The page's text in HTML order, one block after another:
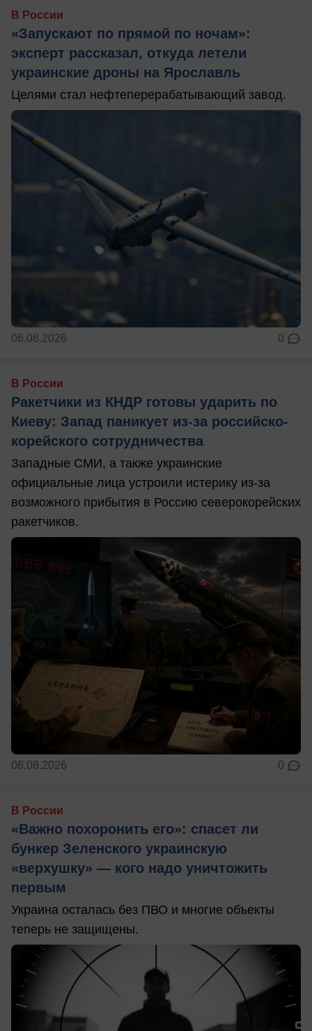
В России
«Запускают по прямой по ночам»:
эксперт рассказал, откуда летели
украинские дроны на Ярославль
Целями стал нефтеперерабатывающий завод.
06.08.2026 0
В России
Ракетчики из КНДР готовы ударить по
Киеву: Запад паникует из-за российско-
корейского сотрудничества
Западные СМИ, а также украинские
официальные лица устроили истерику из-за
возможного прибытия в Россию северокорейских
ракетчиков.
06.08.2026 0
В России
«Важно похоронить его»: спасет ли
бункер Зеленского украинскую
«верхушку» — кого надо уничтожить
первым
Украина осталась без ПВО и многие объекты
теперь не защищены.